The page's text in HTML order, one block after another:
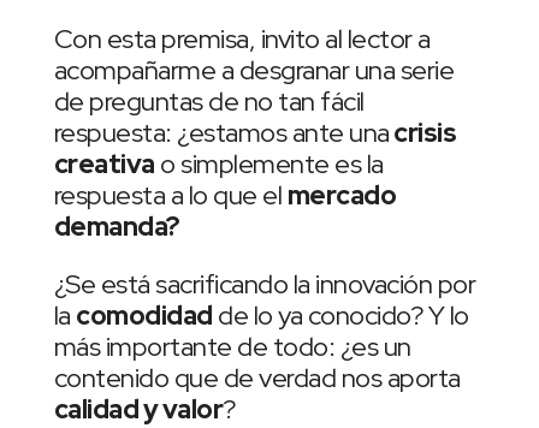
Con esta premisa, invito al lector a
acompañarme a desgranar una serie
de preguntas de no tan fácil
respuesta: ¿estamos ante unacrisis
creativa o simplemente es la
respuesta a lo que el mercado
demanda?
¿Se está sacrificando la innovación por
la comodidad de lo ya conocido? Y lo
más importante de todo: ¿es un
contenido que de verdad nos aporta
calidad y valor?